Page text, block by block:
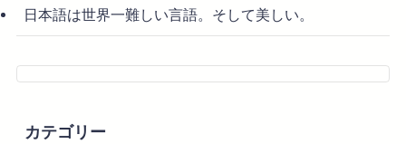
日本語は世界一難しい言語。そして美しい。
カテゴリー